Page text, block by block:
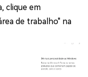
clique em
de trabalho" na